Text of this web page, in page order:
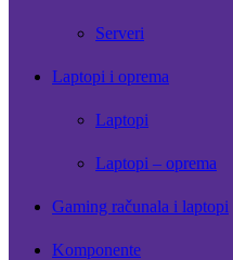
Serveri
Laptopi i oprema
Laptopi
Laptopi – oprema
Gaming računala i laptopi
Komponente